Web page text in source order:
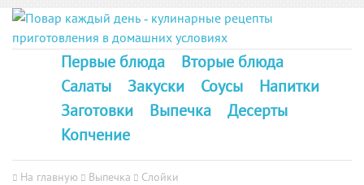
Первые блюда
Вторые блюда
Салаты
Закуски Соусы
Напитки
Заготовки
Выпечка
Десерты
Копчение
На главную Выпечка Слойки